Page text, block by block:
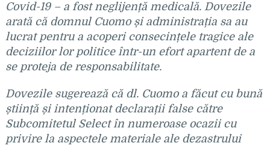
Covid-19 – a fost neglijență medicală. Dovezile
arată că domnul Cuomo și administrația sa au
lucrat pentru a acoperi consecințele tragice ale
deciziilor lor politice într-un efort apartent de a
se proteja de responsabilitate.
Dovezile sugerează că dl. Cuomo a făcut cu bună
știință și intenționat declarații false către
Subcomitetul Select în numeroase ocazii cu
privire la aspectele materiale ale dezastrului